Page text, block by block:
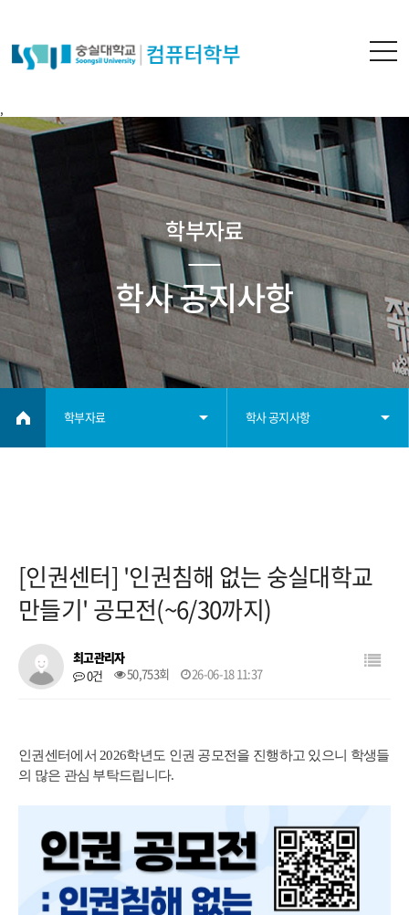
,
학부자료
학사 공지사항
학부자료
학부자료
대학원
취업
학사 공지사항
장학요건
[인권센터] '인권침해 없는 숭실대학교
만들기' 공모전(~6/30까지)
최고관리자
0건
50,753회 26-06-18 11:37
인권센터에서 2026학년도 인권 공모전을 진행하고 있으니 학생들
의 많은 관심 부탁드립니다.